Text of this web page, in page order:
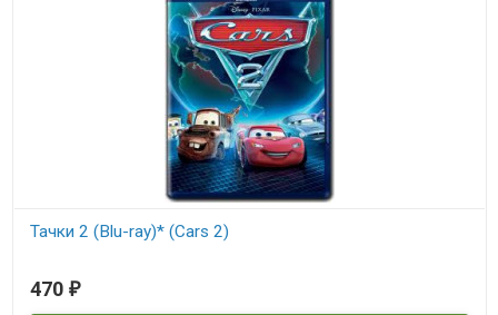
Тачки 2 (Blu-ray)* (Cars 2)
470 ₽